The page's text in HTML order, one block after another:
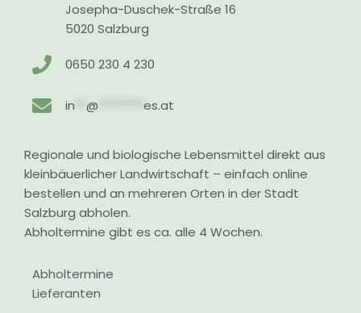
Josepha-Duschek-Straße 16
5020 Salzburg
0650 230 4 230
in **@ ********es.at
Regionale und biologische Lebensmittel direkt aus
kleinbäuerlicher Landwirtschaft – einfach online
bestellen und an mehreren Orten in der Stadt
Salzburg abholen.
Abholtermine gibt es ca. alle 4 Wochen.
Abholtermine
Lieferanten